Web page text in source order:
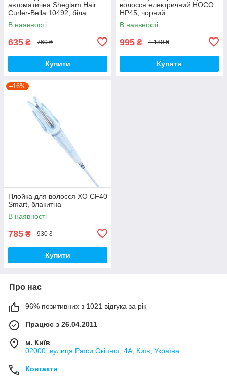
автоматична Sheglam Hair
Curler-Bella 10492, біла
В наявності
635 ₴ 760 ₴
Купити
волосся електричний HOCO
HP45, чорний
В наявності
995 ₴ 1 180 ₴
Купити
–16%
Плойка для волосся XO CF40
Smart, блакитна
В наявності
785 ₴ 930 ₴
Купити
Про нас
96% позитивних з 1021 відгука за рік
Працює з 26.04.2011
м. Київ
02000, вулиця Раїси Окіпної, 4А, Київ, Україна
Контакти